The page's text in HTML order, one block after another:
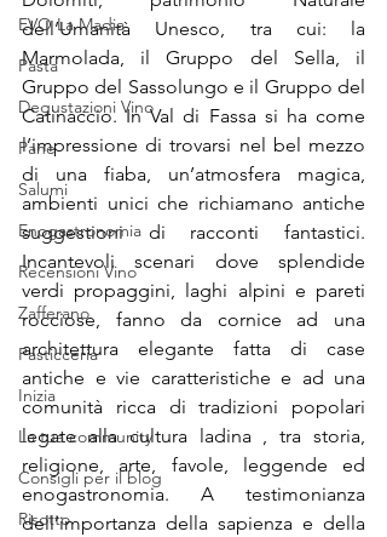
EVO La Madia
Pasta
Degustazioni Vino
Pane
Salumi
Enogastronomia
Recensioni Vino
Zafferano
Pasticceria
Inizia
La tua community
Consigli per il blog
Risotto
dell’Umanità Unesco, tra cui: la
Marmolada, il Gruppo del Sella, il
Gruppo del Sassolungo e il Gruppo del
Catinaccio. In Val di Fassa si ha come
l’impressione di trovarsi nel bel mezzo
di una fiaba, un’atmosfera magica,
ambienti unici che richiamano antiche
suggestioni di racconti fantastici.
Incantevoli scenari dove splendide
verdi propaggini, laghi alpini e pareti
rocciose, fanno da cornice ad una
architettura elegante fatta di case
antiche e vie caratteristiche e ad una
comunità ricca di tradizioni popolari
legate alla cultura ladina , tra storia,
religione, arte, favole, leggende ed
enogastronomia. A testimonianza
dell’importanza della sapienza e della